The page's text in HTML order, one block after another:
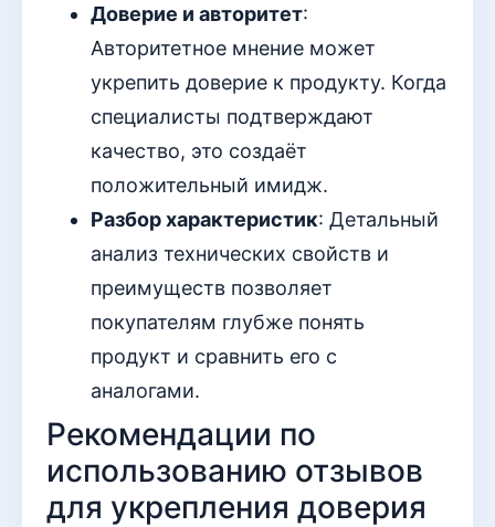
Доверие и авторитет:
Авторитетное мнение может
укрепить доверие к продукту. Когда
специалисты подтверждают
качество, это создаёт
положительный имидж.
Разбор характеристик: Детальный
анализ технических свойств и
преимуществ позволяет
покупателям глубже понять
продукт и сравнить его с
аналогами.
Рекомендации по
использованию отзывов
для укрепления доверия